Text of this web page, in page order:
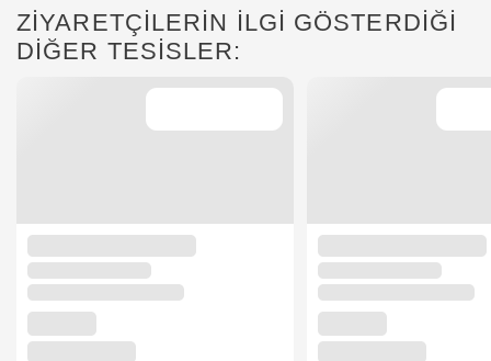
ZİYARETÇİLERİN İLGİ GÖSTERDİĞİ
DİĞER TESİSLER: